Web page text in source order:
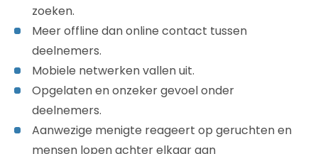
zoeken.
Meer offline dan online contact tussen
deelnemers.
Mobiele netwerken vallen uit.
Opgelaten en onzeker gevoel onder
deelnemers.
Aanwezige menigte reageert op geruchten en
mensen lopen achter elkaar aan